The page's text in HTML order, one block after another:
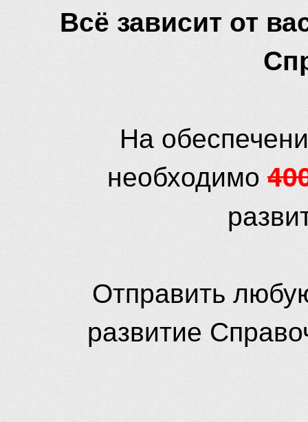
Всё зависит от
На
необходимо
Отправить
развитие